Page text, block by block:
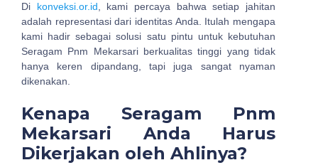
Di konveksi.or.id , kami percaya bahwa setiap jahitan
adalah representasi dari identitas Anda. Itulah mengapa
kami hadir sebagai solusi satu pintu untuk kebutuhan
Seragam Pnm Mekarsari berkualitas tinggi yang tidak
hanya keren dipandang, tapi juga sangat nyaman
dikenakan.
Kenapa Seragam Pnm
Mekarsari Anda Harus
Dikerjakan oleh Ahlinya?